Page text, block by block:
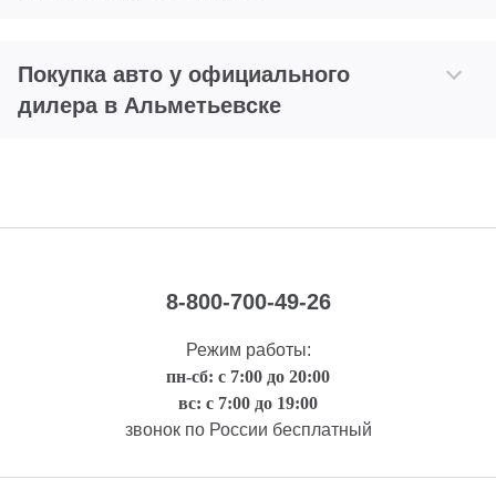
Покупка авто у официального
дилера в Альметьевске
8-800-700-49-26
Режим работы:
пн-сб: с 7:00 до 20:00
вс: с 7:00 до 19:00
звонок по России бесплатный